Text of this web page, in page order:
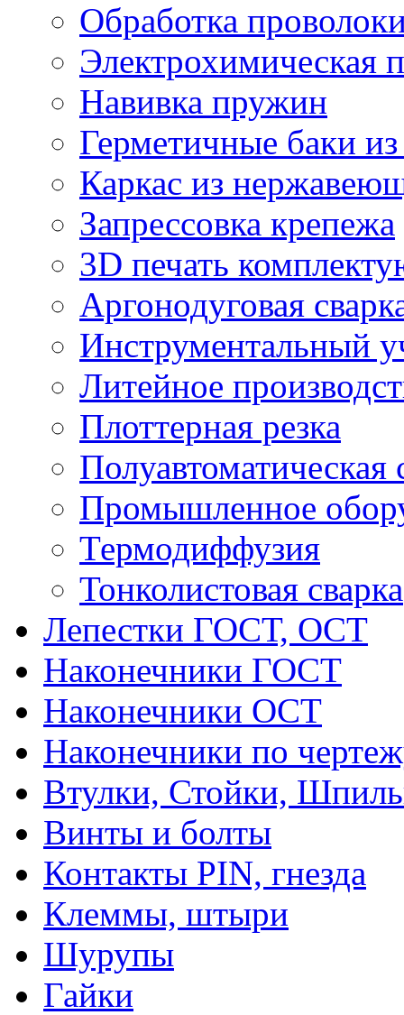
Обработка
Электрохимическая
Навивка пружин
Герметичные баки
Каркас из
Запрессовка крепежа
3D печать
Аргонодуговая
Инструментальный
Литейное
Плоттерная резка
Полуавтоматическая
Промышленное
Термодиффузия
Тонколистовая сварка
Лепестки ГОСТ, ОСТ
Наконечники ГОСТ
Наконечники ОСТ
Наконечники по
Втулки, Стойки,
Винты и болты
Контакты PIN, гнезда
Клеммы, штыри
Шурупы
Гайки